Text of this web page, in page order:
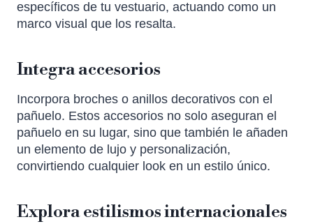
específicos de tu vestuario, actuando como un
marco visual que los resalta.
Integra accesorios
Incorpora broches o anillos decorativos con el
pañuelo. Estos accesorios no solo aseguran el
pañuelo en su lugar, sino que también le añaden
un elemento de lujo y personalización,
convirtiendo cualquier look en un estilo único.
Explora estilismos internacionales